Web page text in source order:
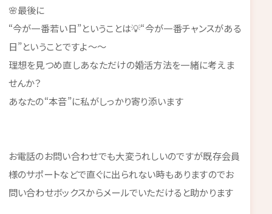
🌸最後に
“今が一番若い日”ということは💡“今が一番チャンスがある
日”ということですよ～～
理想を見つめ直しあなただけの婚活方法を一緒に考えま
せんか？
あなたの“本音”に私がしっかり寄り添います
お電話のお問い合わせでも大変うれしいのですが既存会員
様のサポートなどで直ぐに出られない時もありますのでお
問い合わせボックスからメールでいただけると助かります